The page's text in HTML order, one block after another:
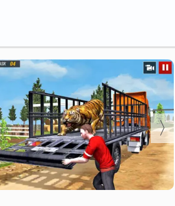
〈